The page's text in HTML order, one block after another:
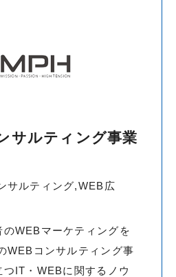
サルティング事業
サルティング,WEB広
WEBマーケティングを
WEBコンサルティング事
IT・WEBに関するノウ